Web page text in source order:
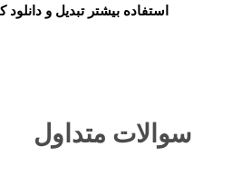
استفاده بیشتر تبدیل و دانلود
سوالات متداول